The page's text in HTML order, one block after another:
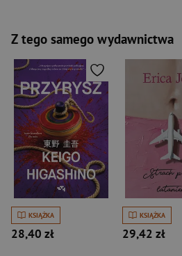
Z tego samego wydawnictwa
KSIĄŻKA
28,40 zł
KSIĄŻKA
29,42 zł